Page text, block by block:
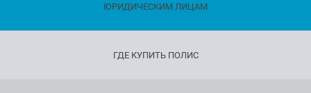
ЮРИДИЧЕСКИМ ЛИЦАМ
ГДЕ КУПИТЬ ПОЛИС